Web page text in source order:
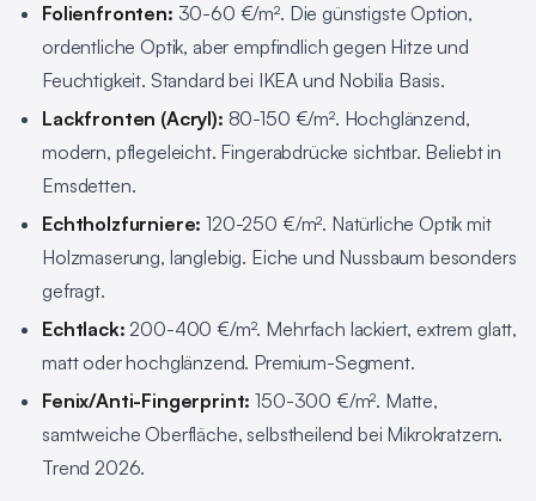
Folienfronten: 30-60 €/m². Die günstigste Option,
ordentliche Optik, aber empfindlich gegen Hitze und
Feuchtigkeit. Standard bei IKEA und Nobilia Basis.
Lackfronten (Acryl): 80-150 €/m². Hochglänzend,
modern, pflegeleicht. Fingerabdrücke sichtbar. Beliebt in
Emsdetten.
Echtholzfurniere: 120-250 €/m². Natürliche Optik mit
Holzmaserung, langlebig. Eiche und Nussbaum besonders
gefragt.
Echtlack: 200-400 €/m². Mehrfach lackiert, extrem glatt,
matt oder hochglänzend. Premium-Segment.
Fenix/Anti-Fingerprint: 150-300 €/m². Matte,
samtweiche Oberfläche, selbstheilend bei Mikrokratzern.
Trend 2026.